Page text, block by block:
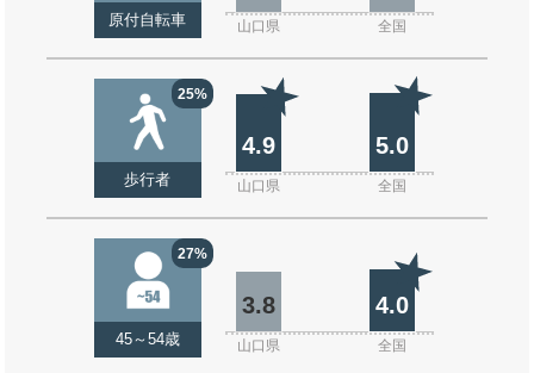
原付自転車 山口県 全国
25%
歩行者
4.9 5.0
山口県 全国
27%
45～54歳
3.8 4.0
山口県 全国